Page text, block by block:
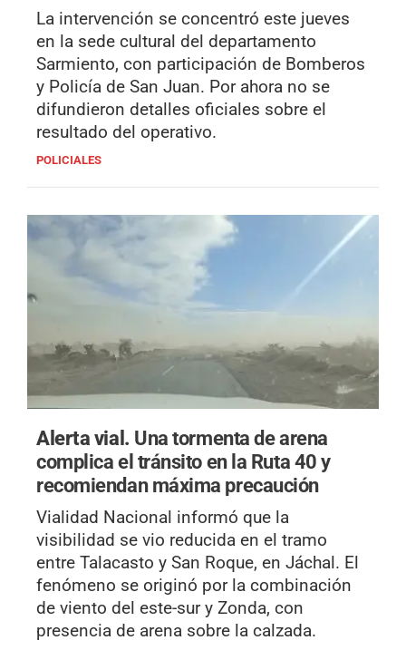
La intervención se concentró este jueves
en la sede cultural del departamento
Sarmiento, con participación de Bomberos
y Policía de San Juan. Por ahora no se
difundieron detalles oficiales sobre el
resultado del operativo.
POLICIALES
Alerta vial. Una tormenta de arena
complica el tránsito en la Ruta 40 y
recomiendan máxima precaución
Vialidad Nacional informó que la
visibilidad se vio reducida en el tramo
entre Talacasto y San Roque, en Jáchal. El
fenómeno se originó por la combinación
de viento del este-sur y Zonda, con
presencia de arena sobre la calzada.